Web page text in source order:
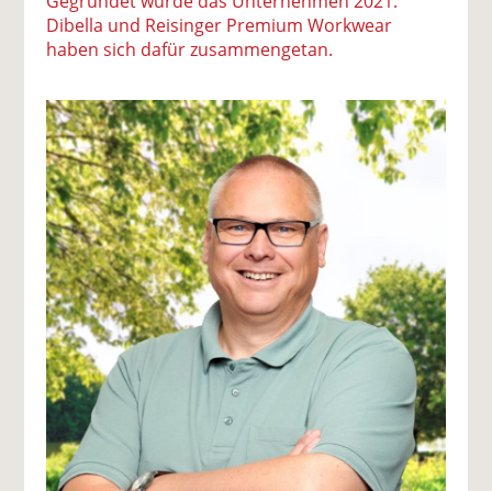
Dibella und Reisinger Premium Workwear
haben sich dafür zusammengetan.